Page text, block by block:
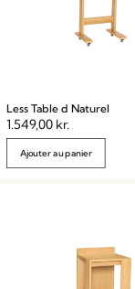
Less Table d Naturel
1.549,00 kr.
Ajouter au panier